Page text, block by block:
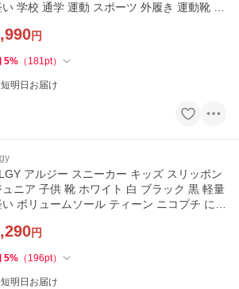
い 学校 通学 運動 スポーツ 外履き 運動靴 V
円
5% （ 181pt）
明日お届け
アルジー スニーカー キッズ スリッポン
ュニア 子供 靴 ホワイト 白 ブラック 黒 軽量
い ボリュームソール ティーン ニコプチ にこ
円
5% （ 196pt）
明日お届け